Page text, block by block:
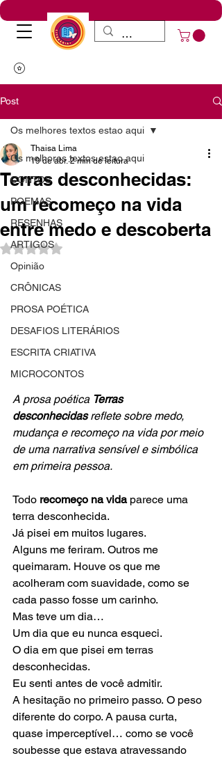
Post
Os melhores textos estao aqui
CONTOS
POEMAS
RESENHAS
ARTIGOS
Opinião
CRÔNICAS
PROSA POÉTICA
DESAFIOS LITERÁRIOS
ESCRITA CRIATIVA
MICROCONTOS
Os melhores textos estao aqui
Terras desconhecidas:
um recomeço na vida
entre medo e descoberta
Thaisa Lima
19 de abr. 2 min de leitura
Avaliado com NaN de 5 estrelas.
A prosa poética Terras
desconhecidas reflete sobre medo,
mudança e recomeço na vida por meio
de uma narrativa sensível e simbólica
em primeira pessoa.
Todo recomeço na vida parece uma
terra desconhecida.
Já pisei em muitos lugares.
Alguns me feriram. Outros me
queimaram. Houve os que me
acolheram com suavidade, como se
cada passo fosse um carinho.
Mas teve um dia…
Um dia que eu nunca esqueci.
O dia em que pisei em terras
desconhecidas.
Eu senti antes de você admitir.
A hesitação no primeiro passo. O peso
diferente do corpo. A pausa curta,
quase imperceptível… como se você
soubesse que estava atravessando